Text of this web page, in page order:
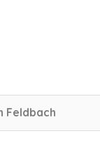
Feldbach